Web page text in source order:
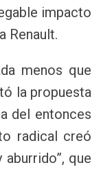
impacto
Renault.
menos que
la propuesta
del entonces
radical creó
que